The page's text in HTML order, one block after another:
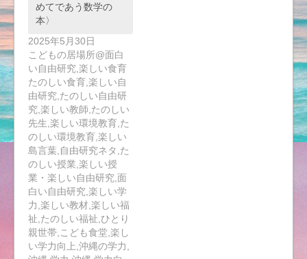
めてであう数学の
本〉
2025年5月30日
こどもの居場所@面白
い自由研究,楽しい食育
たのしい食育,楽しい自
由研究,たのしい自由研
究,楽しい教師,たのしい
先生,楽しい環境教育,た
のしい環境教育,楽しい
島言葉,自由研究ネタ,た
のしい授業,楽しい授
業・楽しい自由研究,面
白い自由研究,楽しい学
力,楽しい教材,楽しい福
祉,たのしい福祉,ひとり
親世帯,こども食堂,楽し
い学力向上,沖縄の学力,